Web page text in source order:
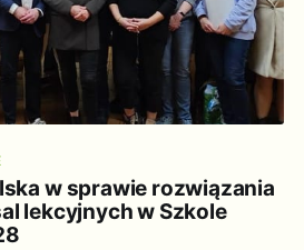
w sprawie rozwiązania
lekcyjnych w Szkole